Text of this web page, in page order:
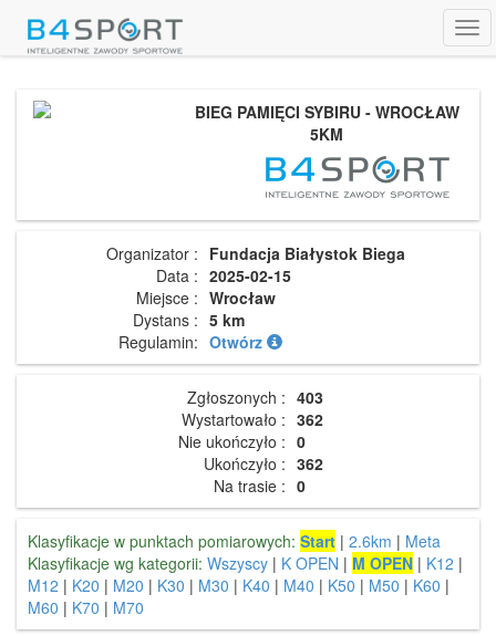
BIEG PAMIĘCI SYBIRU - WROCŁAW
5KM
Organizator : Fundacja Białystok Biega
Data : 2025-02-15
Miejsce : Wrocław
Dystans : 5 km
Regulamin: Otwórz
Zgłoszonych : 403
Wystartowało : 362
Nie ukończyło : 0
Ukończyło : 362
Na trasie : 0
Klasyfikacje w punktach pomiarowych: Start | 2.6km | Meta
Klasyfikacje wg kategorii: Wszyscy | K OPEN | M OPEN | K12 |
M12 | K20 | M20 | K30 | M30 | K40 | M40 | K50 | M50 | K60 |
M60 | K70 | M70